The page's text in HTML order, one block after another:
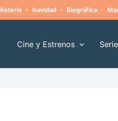
· Navidad · Biográfica ·
Cine y Estrenos